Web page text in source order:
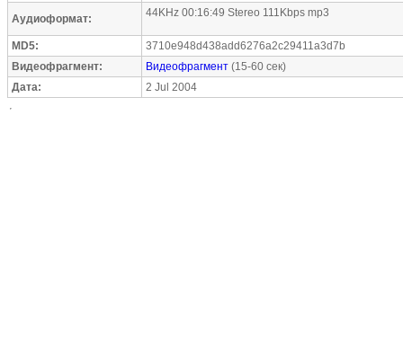
Аудиоформат: 44KHz 00:16:49 Stereo 111Kbps mp3
MD5:
3710e948d438add6276a2c29411a3d7b
Видеофрагмент:
Видеофрагмент (15-60 сек)
Дата:
2 Jul 2004